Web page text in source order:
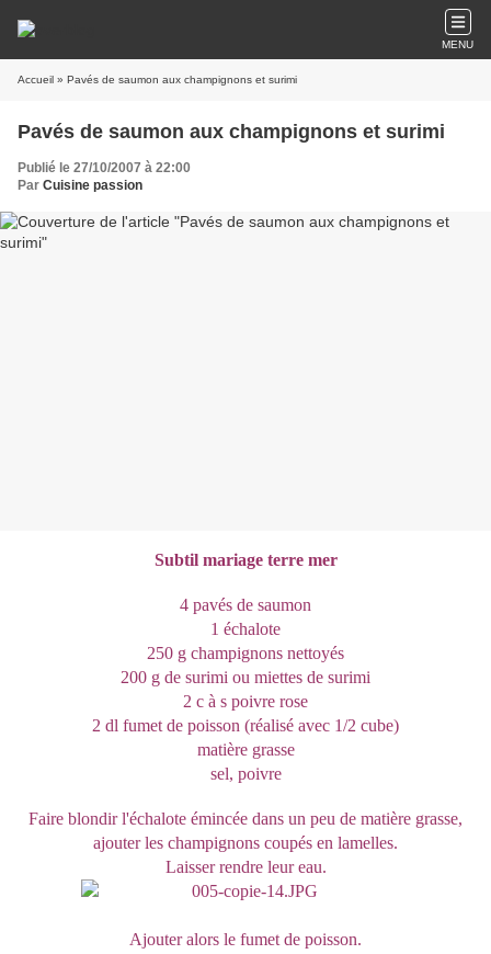
MENU
Accueil » Pavés de saumon aux champignons et surimi
Pavés de saumon aux champignons et surimi
Publié le 27/10/2007 à 22:00
Par Cuisine passion
Subtil mariage terre mer
4 pavés de saumon
1 échalote
250 g champignons nettoyés
200 g de surimi ou miettes de surimi
2 c à s poivre rose
2 dl fumet de poisson (réalisé avec 1/2 cube)
matière grasse
sel, poivre
Faire blondir l'échalote émincée dans un peu de matière grasse,
ajouter les champignons coupés en lamelles.
Laisser rendre leur eau.
Ajouter alors le fumet de poisson.